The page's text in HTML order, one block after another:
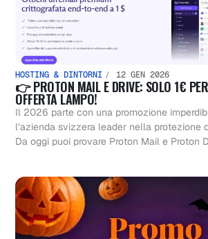
HOSTING & DINTORNI 12 GEN 2026
👉 PROTON MAIL E DRIVE: SOLO 1€
OFFERTA LAMPO!
Il 2026 parte con una promozione
l’azienda svizzera leader nella protezione
Da oggi puoi provare Proton Mail e Proton